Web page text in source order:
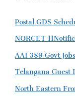
Postal GDS
NORCET
AAI 389 Govt
Telangana
North Eastern